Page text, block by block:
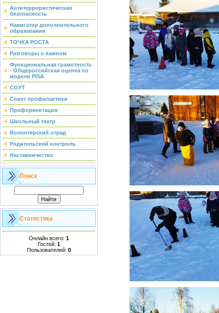
Антитеррористическая
безопасность
Навигатор дополнительного
образования
ТОЧКА РОСТА
Разговоры о важном
Функциональная грамотность
- Общероссийская оценка по
модели PISA
СОУТ
Совет профилактики
Профориентация
Школьный театр
Волонтёрский отряд
Родительский контроль
Наставничество
Поиск
Статистика
Онлайн всего: 1
Гостей: 1
Пользователей: 0